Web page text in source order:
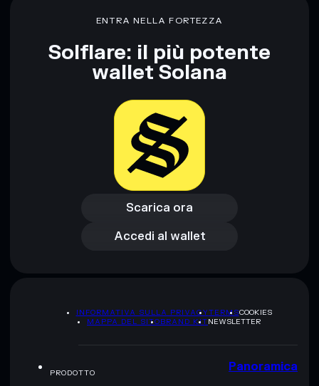
ENTRA NELLA FORTEZZA
Solflare: il più potente
wallet Solana
Scarica ora
Scarica ora
Accedi al wallet
Accedi al wallet
INFORMATIVA SULLA PRIVACYTERMSCOOKIES
MAPPA DEL SITOBRAND KITNEWSLETTER
PRODOTTO Panoramica